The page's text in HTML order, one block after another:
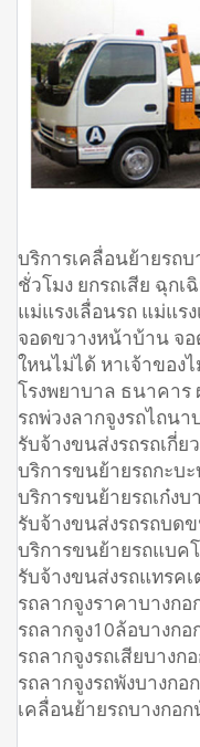
บริการเคลื่อนย้ายรถ
ชั่วโมง ยกรถเสีย ฉุก
แม่แรงเลื่อนรถ แม่แร
จอดขวางหน้าบ้าน จอ
ใหนไม่ได้ หาเจ้าของ
โรงพยาบาล ธนาคาร
รถพ่วงลากจูงรถไถนา
รับจ้างขนส่งรถรถเกี่
บริการขนย้ายรถกะบ
บริการขนย้ายรถเก๋งบ
รับจ้างขนส่งรถรถบด
บริการขนย้ายรถแบค
รับจ้างขนส่งรถแทรค
รถลากจูงราคาบางกอ
รถลากจูง10ล้อบางกอ
รถลากจูงรถเสียบางก
รถลากจูงรถพังบางกอ
เคลื่อนย้ายรถบางกอก